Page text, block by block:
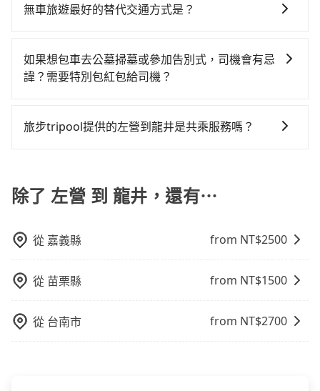
交通費，所以對於不是這麼趕時間的人來說，預約
通費用。
Vios這類乘坐體驗較差的車款，如果人數超過四位，更
客遺留的垃圾或者撞凹的車門仍未被修理，每一次租車
都好像在開樂透一樣。另外，偶爾也會遇到明明已經預
客的人來說就有不小的風險。最後，雖然路邊隨租隨還
中長程提供最優惠的價格。 (3) 全台服務，不分城市與郊
無車旅遊最好的替代交通方式是？
看您旅遊的目的地而定。您可以善用大眾運輸，例如：
公車、捷運、客運等，或者考慮租車。如果您想要更便
如果想包車去公墓掃墓或參加告別式，司機會有忌
諱？需要特別包紅包給司機？
都會提供接送服務。不過，如果您有其他特殊要求，例
您自行決定。不過，建議可事先詢問司機是否接受。」
旅步tripool提供的左營到龍井是共乘服務嗎？
了司機以外，從上車到下車期間，都不會再有其他陌生
人出現。如選擇共乘服務，則會依照其他共乘乘客做彈
不會超過座位的上限。
除了 左營 到 龍井，還有⋯
從 嘉義縣 from NT$2500
從 苗栗縣 from NT$1500
從 台南市 from NT$2700